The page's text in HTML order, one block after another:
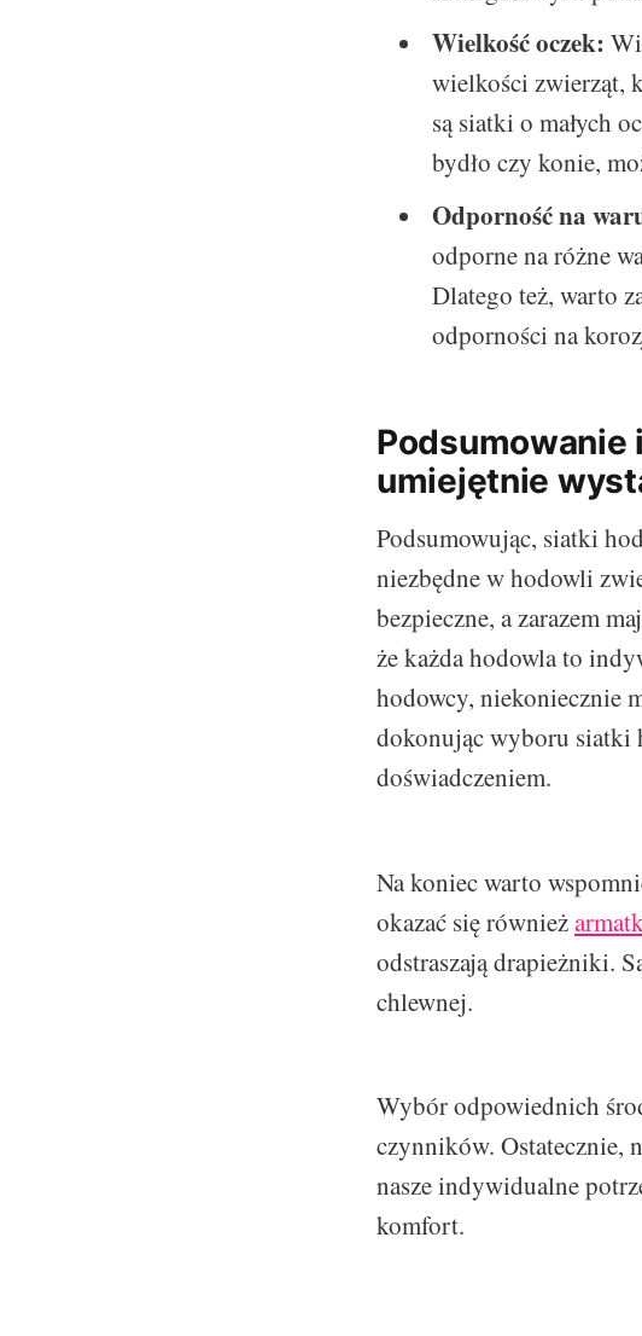
Wielkość oczek:
wielkości zwierząt,
są siatki o małych
bydło czy konie,
Odporność na
odporne na różne
Dlatego też, warto
odporności na
Podsumowanie
umiejętnie
Podsumowując, siatki
niezbędne w hodowli
bezpieczne, a zarazem
że każda hodowla to
hodowcy, niekoniecznie
dokonując wyboru siatki
doświadczeniem.
Na koniec warto
okazać się również
odstraszają drapieżniki.
chlewnej.
Wybór odpowiednich
czynników. Ostatecznie,
nasze indywidualne
komfort.